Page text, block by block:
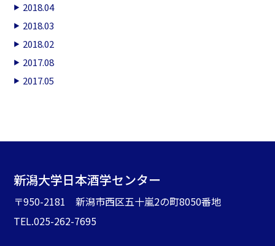
2018.04
2018.03
2018.02
2017.08
2017.05
新潟大学日本酒学センター
〒950-2181 新潟市西区五十嵐2の町8050番地
TEL.025-262-7695